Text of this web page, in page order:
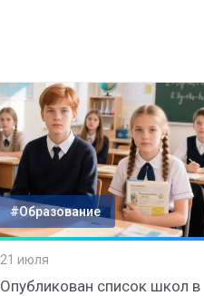
#Образование
21 июля
Опубликован список школ в